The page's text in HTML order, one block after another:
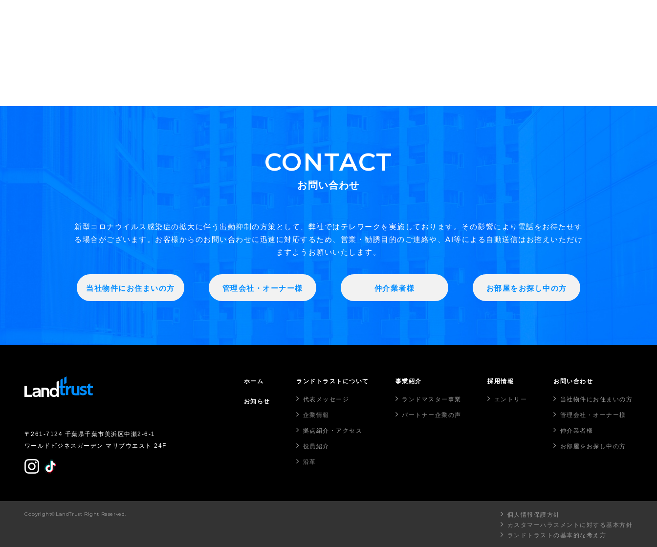
CONTACT
お問い合わせ
新型コロナウイルス感染症の拡大に伴う出勤抑制の方策として、弊社ではテレワークを実施しております。その影響により電話をお待たせす
る場合がございます。お客様からのお問い合わせに迅速に対応するため、営業・勧誘目的のご連絡や、AI等による自動送信はお控えいただけ
ますようお願いいたします。
当社物件にお住まいの方 管理会社・オーナー様 仲介業者様 お部屋をお探し中の方
〒261-7124 千葉県千葉市美浜区中瀬2-6-1
ワールドビジネスガーデン マリブウエスト 24F
ホーム
お知らせ
ランドトラストについて
代表メッセージ
企業情報
拠点紹介・アクセス
役員紹介
沿革
事業紹介
ランドマスター事業
パートナー企業の声
採用情報
エントリー
お問い合わせ
当社物件にお住まいの方
管理会社・オーナー様
仲介業者様
お部屋をお探し中の方
Copyright©LandTrust Right Reserved.
個人情報保護方針
カスタマーハラスメントに対する基本方針
ランドトラストの基本的な考え方